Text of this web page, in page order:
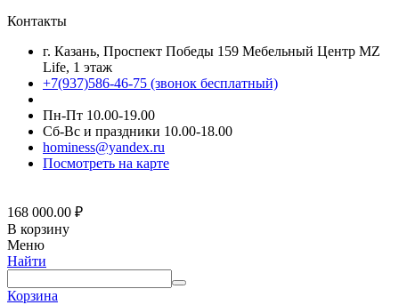
Контакты
г. Казань, Проспект Победы 159 Мебельный Центр MZ
Life, 1 этаж
+7(937)586-46-75 (звонок бесплатный)
Пн-Пт 10.00-19.00
Сб-Вс и праздники 10.00-18.00
hominess@yandex.ru
Посмотреть на карте
168 000.00 ₽
В корзину
Меню
Найти
Корзина